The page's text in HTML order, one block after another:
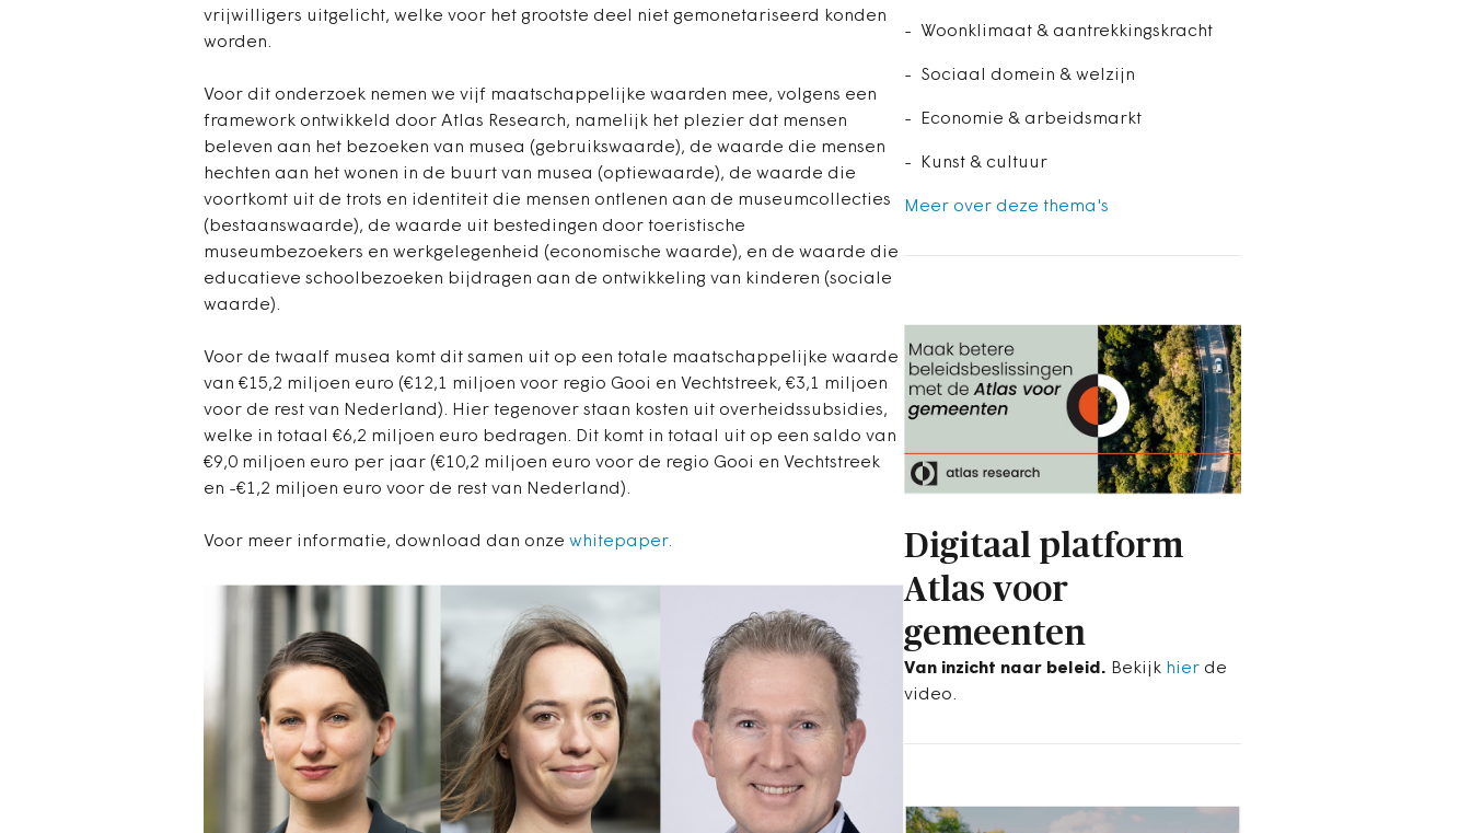
vrijwilligers uitgelicht, welke voor het grootste deel niet gemonetariseerd konden
worden.
Voor dit onderzoek nemen we vijf maatschappelijke waarden mee, volgens een
framework ontwikkeld door Atlas Research, namelijk het plezier dat mensen
beleven aan het bezoeken van musea (gebruikswaarde), de waarde die mensen
hechten aan het wonen in de buurt van musea (optiewaarde), de waarde die
voortkomt uit de trots en identiteit die mensen ontlenen aan de museumcollecties
(bestaanswaarde), de waarde uit bestedingen door toeristische
museumbezoekers en werkgelegenheid (economische waarde), en de waarde die
educatieve schoolbezoeken bijdragen aan de ontwikkeling van kinderen (sociale
waarde).
Voor de twaalf musea komt dit samen uit op een totale maatschappelijke waarde
van €15,2 miljoen euro (€12,1 miljoen voor regio Gooi en Vechtstreek, €3,1 miljoen
voor de rest van Nederland). Hier tegenover staan kosten uit overheidssubsidies,
welke in totaal €6,2 miljoen euro bedragen. Dit komt in totaal uit op een saldo van
€9,0 miljoen euro per jaar (€10,2 miljoen euro voor de regio Gooi en Vechtstreek
en -€1,2 miljoen euro voor de rest van Nederland).
Voor meer informatie, download dan onze whitepaper.
- Woonklimaat & aantrekkingskracht
- Sociaal domein & welzijn
- Economie & arbeidsmarkt
- Kunst & cultuur
Meer over deze thema's
Digitaal platform
Atlas voor
gemeenten
Van inzicht naar beleid. Bekijk hier de
video.